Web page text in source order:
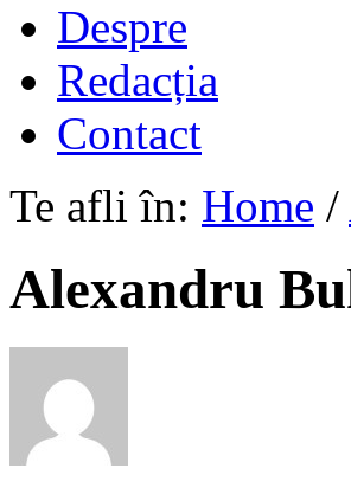
Despre
Redacția
Contact
Te afli în: Home /
Alexandru